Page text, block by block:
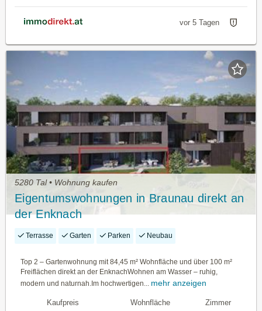
vor 5 Tagen
5280 Tal • Wohnung kaufen
Eigentumswohnungen in Braunau direkt an
der Enknach
Terrasse Garten Parken Neubau
Top 2 – Gartenwohnung mit 84,45 m² Wohnfläche und über 100 m²
Freiflächen direkt an der EnknachWohnen am Wasser – ruhig,
modern und naturnah.Im hochwertigen...
mehr anzeigen
Kaufpreis Wohnfläche Zimmer